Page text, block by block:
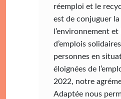
réemploi et le
est de conjuguer
l’environnement
d’emplois
personnes en
éloignées de
2022, notre
Adaptée nous